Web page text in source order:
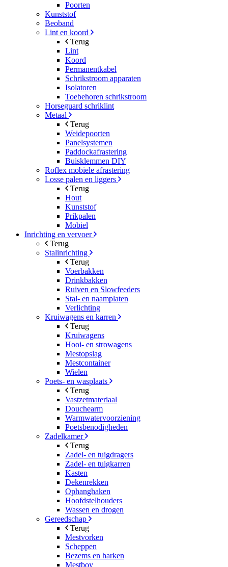
Poorten
Kunststof
Beoband
Lint en koord
Terug
Lint
Koord
Permanentkabel
Schrikstroom apparaten
Isolatoren
Toebehoren schrikstroom
Horseguard schriklint
Metaal
Terug
Weidepoorten
Panelsystemen
Paddockafrastering
Buisklemmen DIY
Roflex mobiele afrastering
Losse palen en liggers
Terug
Hout
Kunststof
Prikpalen
Mobiel
Inrichting en vervoer
Terug
Stalinrichting
Terug
Voerbakken
Drinkbakken
Ruiven en Slowfeeders
Stal- en naamplaten
Verlichting
Kruiwagens en karren
Terug
Kruiwagens
Hooi- en strowagens
Mestopslag
Mestcontainer
Wielen
Poets- en wasplaats
Terug
Vastzetmateriaal
Douchearm
Warmwatervoorziening
Poetsbenodigheden
Zadelkamer
Terug
Zadel- en tuigdragers
Zadel- en tuigkarren
Kasten
Dekenrekken
Ophanghaken
Hoofdstelhouders
Wassen en drogen
Gereedschap
Terug
Mestvorken
Scheppen
Bezems en harken
Mestboy